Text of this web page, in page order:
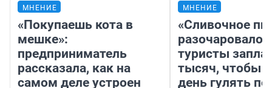
МНЕНИЕ
«Покупаешь кота в
мешке»:
предприниматель
рассказала, как на
самом деле устроен
МНЕНИЕ
«Сливочное
разочаровало»:
туристы
тысяч, чтобы
день гулять по